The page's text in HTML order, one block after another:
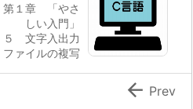
第１章 「やさ
しい入門」
５ 文字入出力
ァイルの複写
 Prev